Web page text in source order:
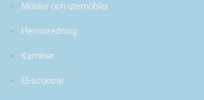
Möbler och utemöbler
Heminredning
Kaminer
El-scootrar